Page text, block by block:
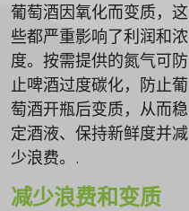
葡萄酒因氧化而变质，这
些都严重影响了利润和浓
度。按需提供的氮气可防
止啤酒过度碳化，防止葡
萄酒开瓶后变质，从而稳
定酒液、保持新鲜度并减
少浪费。.
减少浪费和变质